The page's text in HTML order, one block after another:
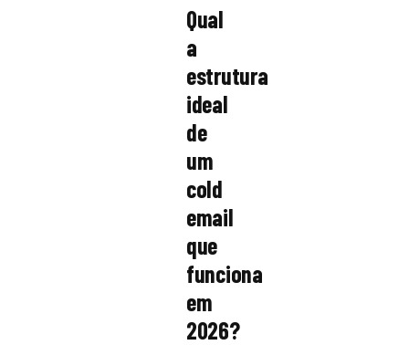
Qual
a
estrutura
ideal
de
um
cold
email
que
funciona
em
2026?